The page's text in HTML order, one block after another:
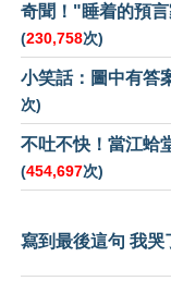
奇聞！"睡着的預
(230,758次)
小笑話：圖中有答
次)
不吐不快！當江蛤
(454,697次)
寫到最後這句 我哭